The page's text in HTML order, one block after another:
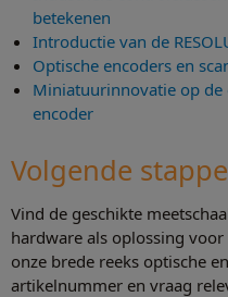
betekenen
Introductie van de
Optische encoders en
Miniatuurinnovatie op de
encoder
Volgende
Vind de geschikte
hardware als oplossing
onze brede reeks optische
artikelnummer en vraag